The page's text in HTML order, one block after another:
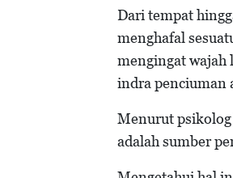
Dari tempat
menghafal
mengingat wajah
indra penciuman
Menurut
adalah sumber